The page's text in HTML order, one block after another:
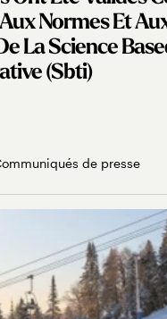
Normes Et
La Science
(sbti)
de presse